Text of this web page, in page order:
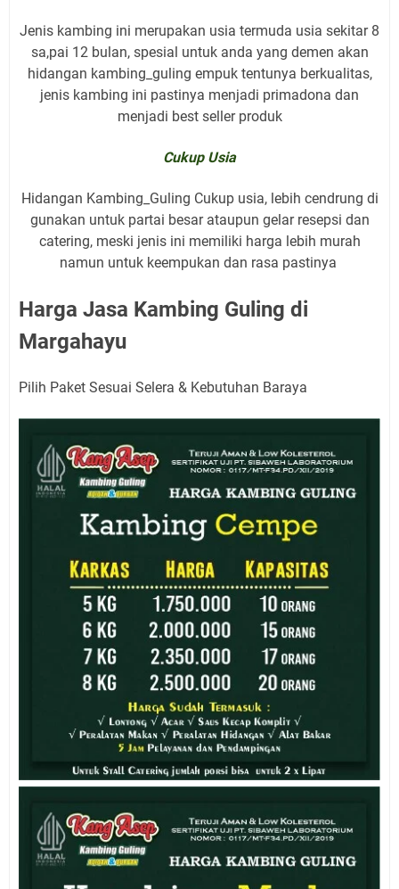
Jenis kambing ini merupakan usia termuda usia sekitar 8
sa,pai 12 bulan, spesial untuk anda yang demen akan
hidangan kambing_guling empuk tentunya berkualitas,
jenis kambing ini pastinya menjadi primadona dan
menjadi best seller produk
Cukup Usia
Hidangan Kambing_Guling Cukup usia, lebih cendrung di
gunakan untuk partai besar ataupun gelar resepsi dan
catering, meski jenis ini memiliki harga lebih murah
namun untuk keempukan dan rasa pastinya
Harga Jasa Kambing Guling di
Margahayu
Pilih Paket Sesuai Selera & Kebutuhan Baraya